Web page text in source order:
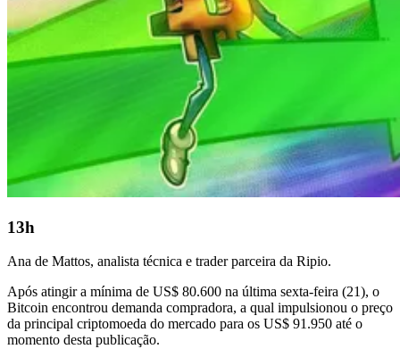
13h
Ana de Mattos, analista técnica e trader parceira da Ripio.
Após atingir a mínima de US$ 80.600 na última sexta-feira (21), o
Bitcoin encontrou demanda compradora, a qual impulsionou o preço
da principal criptomoeda do mercado para os US$ 91.950 até o
momento desta publicação.